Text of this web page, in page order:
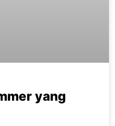
yang